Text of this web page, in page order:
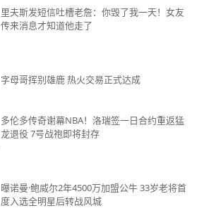
里夫斯发短信吐槽老詹：你毁了我一天！女友
传来消息才知道他走了
字母哥挥别雄鹿 热火交易正式达成
多伦多传奇谢幕NBA！洛瑞签一日合约重返猛
龙退役 7号战袍即将封存
曝诺曼·鲍威尔2年4500万加盟公牛 33岁老将首
度入选全明星后转战风城